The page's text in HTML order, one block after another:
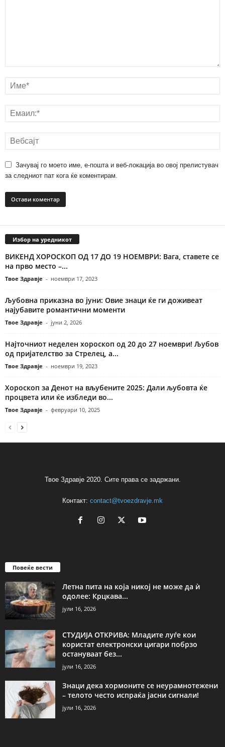
Зачувај го моето име, е-пошта и веб-локација во овој прелистувач
за следниот пат кога ќе коментирам.
Избор на уредникот
ВИКЕНД ХОРОСКОП ОД 17 ДО 19 НОЕМВРИ: Вага, ставете се
на прво место –...
Твое Здравје - ноември 17, 2023
Љубовна приказна во јуни: Овие знаци ќе ги доживеат
најубавите романтични моменти
Твое Здравје - јуни 2, 2026
Најточниот неделен хороскоп од 20 до 27 ноември! Љубов
од пријателство за Стрелец, а...
Твое Здравје - ноември 19, 2023
Хороскоп за Денот на вљубените 2025: Дали љубовта ќе
процвета или ќе избледи во...
Твое Здравје - февруари 10, 2025
Твое Здравје 2020. Сите права се задржани.
Контакт: contact@tvoezdravje.mk
Повеќе вести
Летна пита на која никој не може да ѝ
одолее: Крцкава...
јули 16, 2026
СТУДИЈА ОТКРИВА: Младите луѓе кои
користат електронски цигари побрзо
остануваат без...
јули 16, 2026
Знаци дека хормоните се неурамнотежени
– телото често испраќа јасни сигнали!
јули 16, 2026